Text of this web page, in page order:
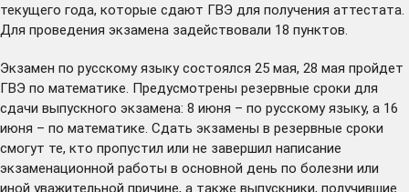
текущего года, которые сдают ГВЭ для получения аттестата.
Для проведения экзамена задействовали 18 пунктов.
Экзамен по русскому языку состоялся 25 мая, 28 мая пройдет
ГВЭ по математике. Предусмотрены резервные сроки для
сдачи выпускного экзамена: 8 июня – по русскому языку, а 16
июня – по математике. Сдать экзамены в резервные сроки
смогут те, кто пропустил или не завершил написание
экзаменационной работы в основной день по болезни или
иной уважительной причине, а также выпускники, получившие